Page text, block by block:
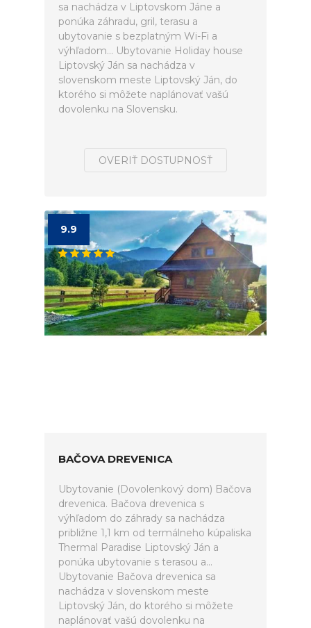
sa nachádza v Liptovskom Jáne a
ponúka záhradu, gril, terasu a
ubytovanie s bezplatným Wi-Fi a
výhľadom... Ubytovanie Holiday house
Liptovský Ján sa nachádza v
slovenskom meste Liptovský Ján, do
ktorého si môžete naplánovať vašú
dovolenku na Slovensku.
OVERIŤ DOSTUPNOSŤ
9.9
BAČOVA DREVENICA
Ubytovanie (Dovolenkový dom) Bačova
drevenica. Bačova drevenica s
výhľadom do záhrady sa nachádza
približne 1,1 km od termálneho kúpaliska
Thermal Paradise Liptovský Ján a
ponúka ubytovanie s terasou a...
Ubytovanie Bačova drevenica sa
nachádza v slovenskom meste
Liptovský Ján, do ktorého si môžete
naplánovať vašú dovolenku na